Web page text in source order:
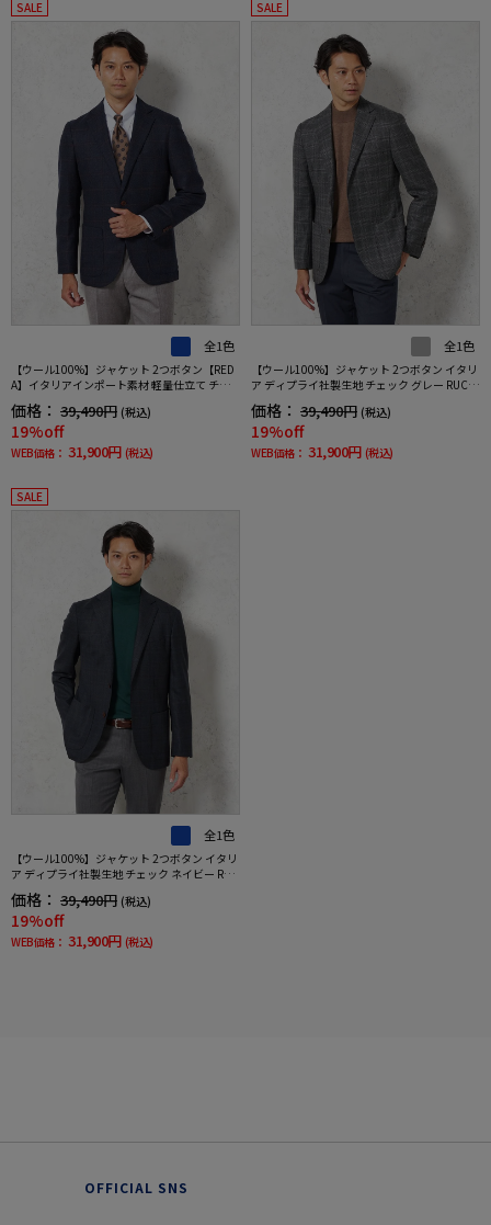
SALE
全1色
【ウール100%】ジャケット 2つボタン【RED
A】イタリアインポート素材 軽量仕立て チェ
ック ネイビー RUCKEN BACCHAR 秋冬
価格： 39,490円 (税込)
19%off
WEB価格： 31,900円 (税込)
SALE
全1色
【ウール100%】ジャケット 2つボタン イタリ
ア ディプライ社製生地 チェック グレー RUCK
EN BACCHAR 秋冬
価格： 39,490円 (税込)
19%off
WEB価格： 31,900円 (税込)
SALE
全1色
【ウール100%】ジャケット 2つボタン イタリ
ア ディプライ社製生地 チェック ネイビー RUC
KEN BACCHAR 秋冬
価格： 39,490円 (税込)
19%off
WEB価格： 31,900円 (税込)
OFFICIAL SNS